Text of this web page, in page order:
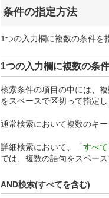
条件の指定方法
1つの入力欄に複数の条件を
1つの入力欄に複数の条
検索条件の項目の中には、
をスペースで区切って指定し
通常検索において複数のキ
詳細検索において、「すべ
では、複数の語句をスペー
AND検索(すべてを含む)